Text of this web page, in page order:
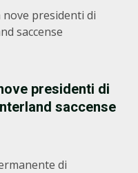
presidenti di
saccense
presidenti di
saccense
di